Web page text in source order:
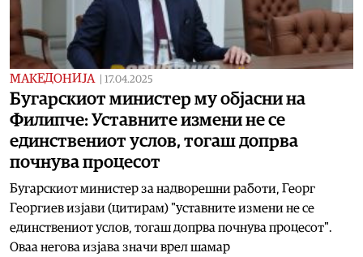
МАКЕДОНИЈА 17.04.2025
Бугарскиот министер му објасни на
Филипче: Уставните измени не се
единствениот услов, тогаш допрва
почнува процесот
Бугарскиот министер за надворешни работи, Георг
Георгиев изјави (цитирам) "уставните измени не се
единствениот услов, тогаш допрва почнува процесот".
Оваа негова изјава значи врел шамар